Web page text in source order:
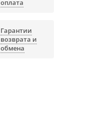
оплата
Гарантии
возврата и
обмена